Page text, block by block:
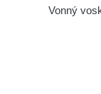
Vonný